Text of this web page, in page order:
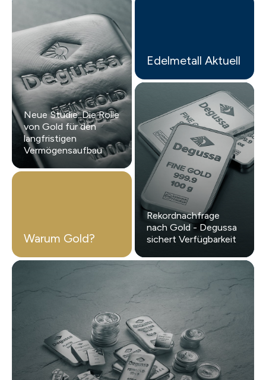
Neue Studie: Die Rolle
von Gold für den
langfristigen
Vermögensaufbau
Edelmetall Aktuell
Rekordnachfrage
nach Gold - Degussa
sichert Verfügbarkeit
Warum Gold?